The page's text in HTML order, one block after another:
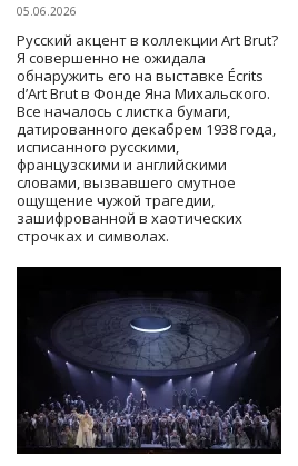
05.06.2026
Русский акцент в коллекции Art Brut?
Я совершенно не ожидала
обнаружить его на выставке Écrits
d’Art Brut в Фонде Яна Михальского.
Все началось с листка бумаги,
датированного декабрем 1938 года,
исписанного русскими,
французскими и английскими
словами, вызвавшего смутное
ощущение чужой трагедии,
зашифрованной в хаотических
строчках и символах.